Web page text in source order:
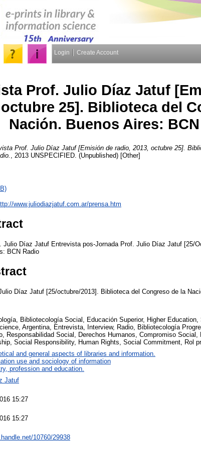
Login Create Account
Prof. Julio Díaz Jatuf
octubre 25]. Biblioteca del
Nación. Buenos Aires:
Prof. Julio Díaz Jatuf [Emisión de radio, 2013, octubre 25].
, 2013 UNSPECIFIED. (Unpublished) [Other]
www.juliodiazjatuf.com.ar/prensa.htm
Julio Díaz Jatuf Entrevista pos-Jornada Prof. Julio Díaz Jatuf [25/
BCN Radio
Díaz Jatuf [25/octubre/2013]. Biblioteca del Congreso de la
Bibliotecología Social, Educación Superior, Higher Education,
Argentina, Entrevista, Interview, Radio, Bibliotecología
Responsabilidad Social, Derechos Humanos, Compromiso Social,
Social Responsibility, Human Rights, Social Commitment, Rol
and general aspects of libraries and information.
use and sociology of information
profession and education.
Jatuf
15:27
15:27
10760/29938